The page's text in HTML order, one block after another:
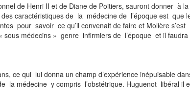
de Henri II et de Diane de Poitiers, sauront donner à
caractéristiques de la médecine de l’époque est que
pour savoir ce qu’il convenait de faire et Molière
médecins » genre infirmiers de l’époque et il
ce qui lui donna un champ d’expérience inépuisable
la médecine y compris l’obstétrique. Huguenot libéral il
qui guérissait